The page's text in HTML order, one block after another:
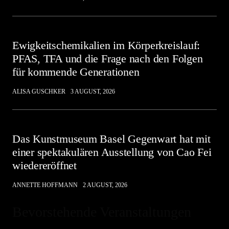
Ewigkeitschemikalien im Körperkreislauf:
PFAS, TFA und die Frage nach den Folgen
für kommende Generationen
ALISA GUSCHKER 3 AUGUST, 2026
Das Kunstmuseum Basel Gegenwart hat mit
einer spektakulären Ausstellung von Cao Fei
wiedereröffnet
ANNETTE HOFFMANN 2 AUGUST, 2026